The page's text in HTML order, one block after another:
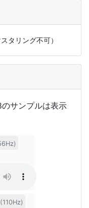
タリング不可）
サンプルは表示
(110Hz)